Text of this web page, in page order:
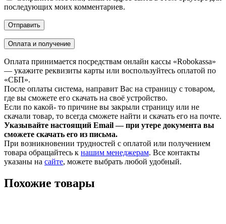
последующих моих комментариев.
Оплата и получение
Оплата принимается посредствам онлайн кассы «Robokassa»
— укажите реквизиты карты или воспользуйтесь оплатой по
«СБП».
После оплаты система, направит Вас на страницу с товаром,
где вы сможете его скачать на своё устройство.
Если по какой- то причине вы закрыли страницу или не
скачали товар, то всегда сможете найти и скачать его на почте.
Указывайте настоящий Email — при утере документа вы
сможете скачать его из письма.
При возникновении трудностей с оплатой или получением
товара обращайтесь к нашим менеджерам. Все контакты
указаны на сайте, можете выбрать любой удобный.
Похожие товары